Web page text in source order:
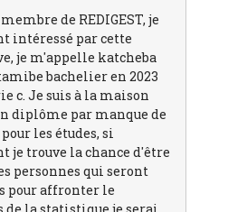
de REDIGEST, je
intéressé par cette
je m'appelle katcheba
bachelier en 2023
c. Je suis à la maison
diplôme par manque de
les études, si
je trouve la chance d'être
personnes qui seront
pour affronter le
de la statistique je serai